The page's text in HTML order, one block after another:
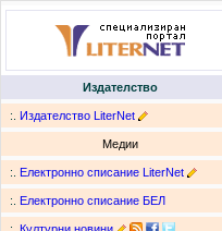
Издателство
:. Издателство LiterNet
Медии
:. Електронно списание LiterNet
:. Електронно списание БЕЛ